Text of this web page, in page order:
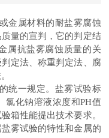
金属材料的耐盐雾腐蚀
量的宣判，它的判定结
属抗盐雾腐蚀质量的关
定法、称重判定法、腐
统一规定。盐雾试验标
氯化钠溶液浓度和PH值
箱性能提出技术要求。
雾试验的特性和金属的